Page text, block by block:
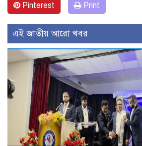
Pinterest Print
এই জাতীয় আরো খবর